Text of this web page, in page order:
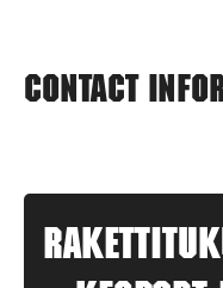
Contact